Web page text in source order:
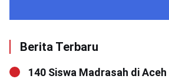
Berita Terbaru
140 Siswa Madrasah di